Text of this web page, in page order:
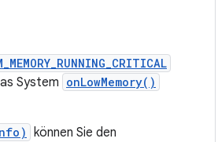
System onLowMemory()
können Sie den